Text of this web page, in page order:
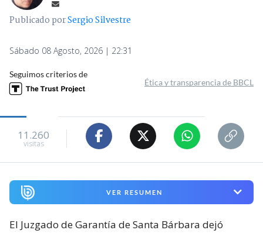
Publicado porSergio Silvestre
Sábado 08 Agosto, 2026 | 22:31
Seguimos criterios de
Ética y transparencia de BBCL
11.260
visitas
VER RESUMEN
El Juzgado de Garantía de Santa Bárbara dejó